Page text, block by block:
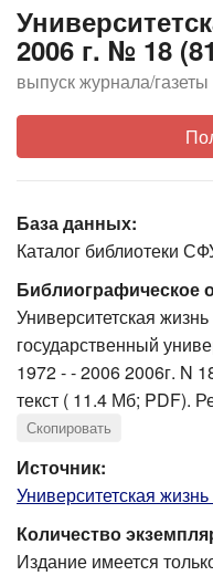
2006 г. № 18
выпуск журнала/газеты
База данных:
Каталог библиотеки
Библиографическое
Университетская
государственный
1972 - - 2006 2006г. N
текст ( 11.4 Мб; PDF).
Скопировать
Источник:
Университетская жизнь
Количество
Издание имеется